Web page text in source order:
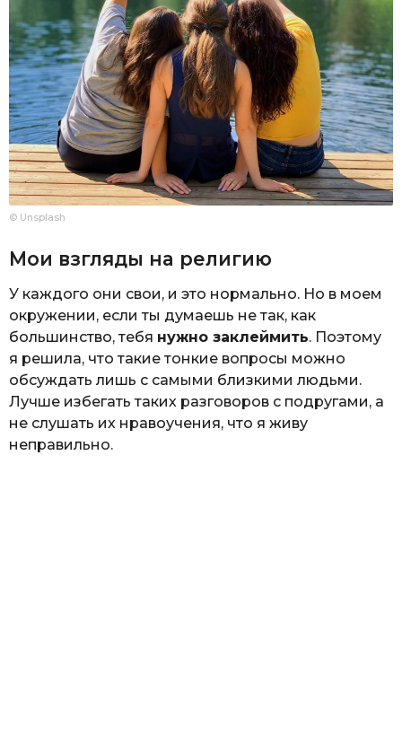
© Unsplash
Мои взгляды на религию
У каждого они свои, и это нормально. Но в моем
окружении, если ты думаешь не так, как
большинство, тебя нужно заклеймить. Поэтому
я решила, что такие тонкие вопросы можно
обсуждать лишь с самыми близкими людьми.
Лучше избегать таких разговоров с подругами, а
не слушать их нравоучения, что я живу
неправильно.